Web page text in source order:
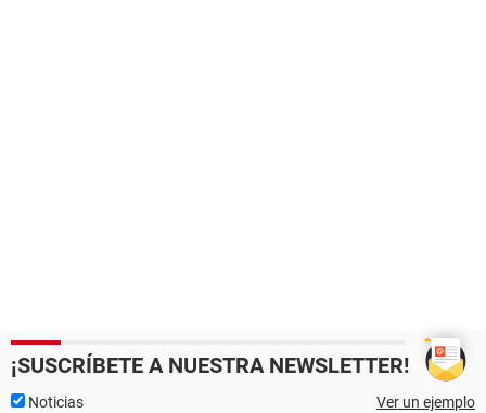
¡SUSCRÍBETE A NUESTRA NEWSLETTER!
Noticias Ver un ejemplo